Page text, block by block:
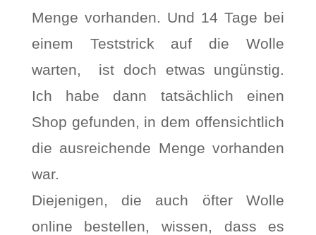
Menge vorhanden. Und 14 Tage bei
einem Teststrick auf die Wolle
warten, ist doch etwas ungünstig.
Ich habe dann tatsächlich einen
Shop gefunden, in dem offensichtlich
die ausreichende Menge vorhanden
war.
Diejenigen, die auch öfter Wolle
online bestellen, wissen, dass es